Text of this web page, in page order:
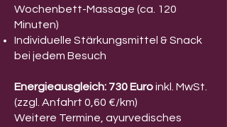
Wochenbett-Massage (ca. 120
Minuten)
Individuelle Stärkungsmittel & Snack
bei jedem Besuch
Energieausgleich: 730 Euroinkl. MwSt.
(zzgl. Anfahrt 0,60 €/km)
Weitere Termine, ayurvedisches